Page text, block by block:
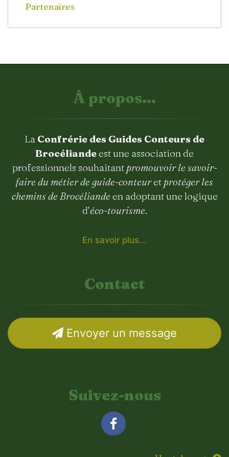
Partenaires
À propos...
La Confrérie des Guides Conteurs de
Brocéliandeest une association de
professionnels souhaitant promouvoir le savoir-
faire du métier de guide-conteuret protéger les
chemins de Brocéliande en adoptant une logique
d’éco-tourisme.
En savoir plus...
Contact
Envoyer un message
Suivez-nous